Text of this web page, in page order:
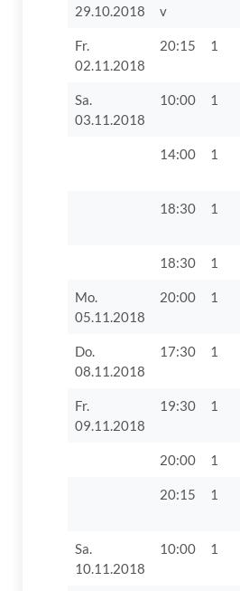
29.10.2018
v
Fr.
02.11.2018
20:15 1
Sa.
03.11.2018
10:00 1
14:00 1
18:30 1
18:30 1
Mo.
05.11.2018
20:00 1
Do.
08.11.2018
17:30 1
Fr.
09.11.2018
19:30 1
20:00 1
20:15 1
Sa.
10.11.2018
10:00 1